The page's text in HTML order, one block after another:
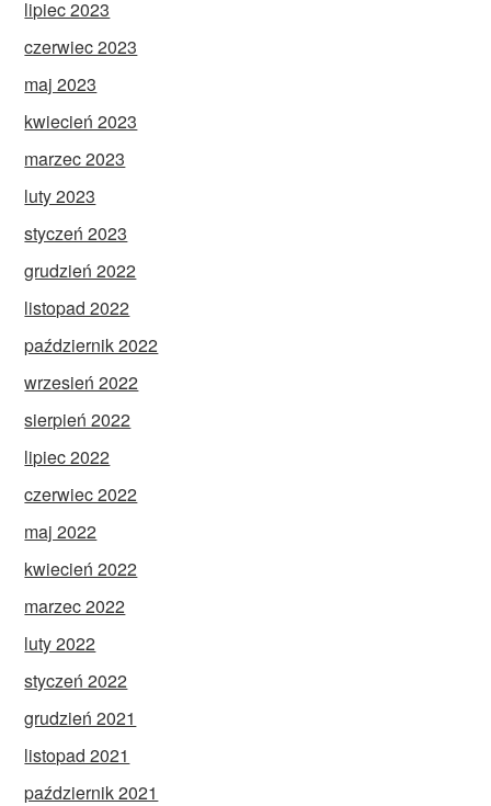
lipiec 2023
czerwiec 2023
maj 2023
kwiecień 2023
marzec 2023
luty 2023
styczeń 2023
grudzień 2022
listopad 2022
październik 2022
wrzesień 2022
sierpień 2022
lipiec 2022
czerwiec 2022
maj 2022
kwiecień 2022
marzec 2022
luty 2022
styczeń 2022
grudzień 2021
listopad 2021
październik 2021